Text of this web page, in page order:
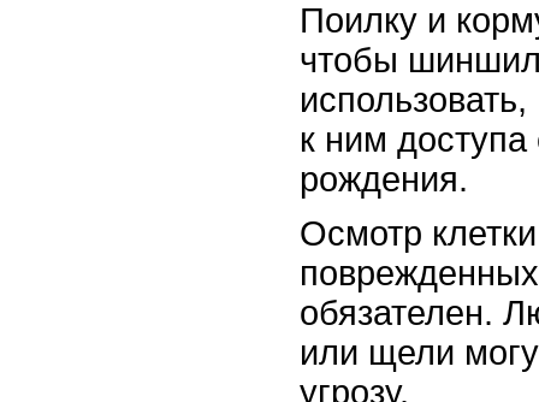
Поилку и
чтобы
к ним доступа
рождения.
Осмотр
обязателен.
или щели
угрозу.